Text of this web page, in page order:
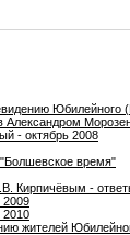
Юбилейного
Александром
- октябрь 2008
время"
Кирпичёвым -
2009
2010
жителей